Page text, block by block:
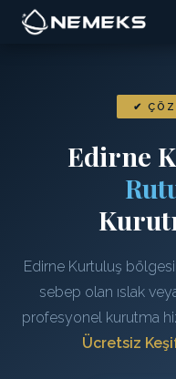
✔
Edirne
Edirne Kurtuluş
sebep olan ıslak
profesyonel kurutma
Ücretsiz